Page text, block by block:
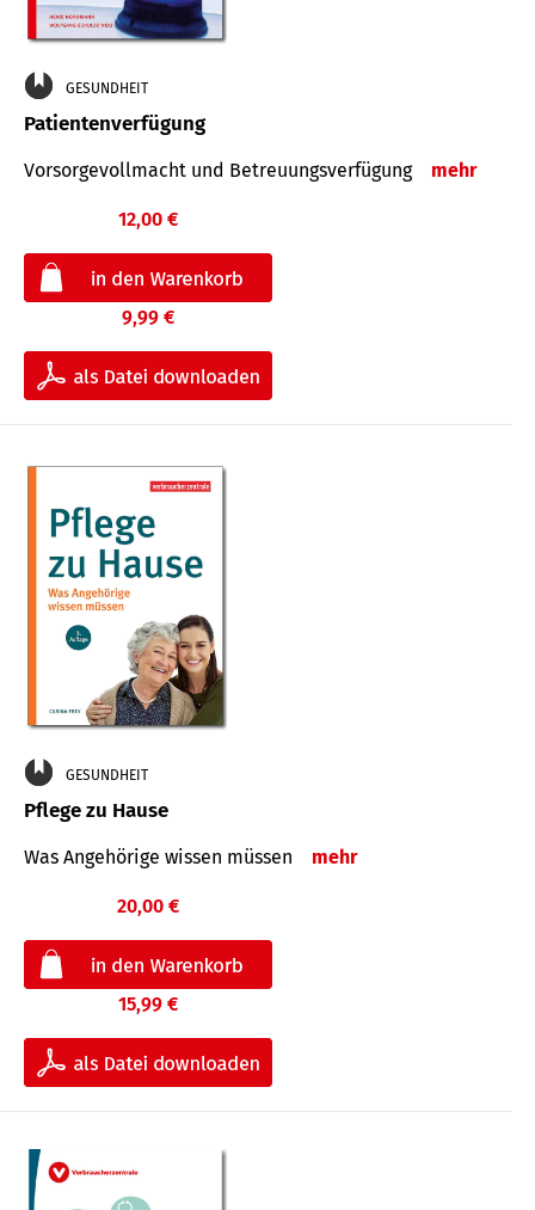
GESUNDHEIT
Patientenverfügung
Vorsorgevollmacht und Betreuungsverfügung mehr
12,00 €
9,99 €
GESUNDHEIT
Pflege zu Hause
Was Angehörige wissen müssen mehr
20,00 €
15,99 €